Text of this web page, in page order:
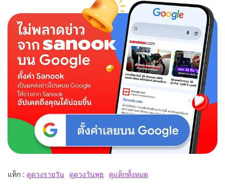
แท็ก : ดูดวงรายวัน ดูดวงวันพุธ ดูแท็กทั้งหมด